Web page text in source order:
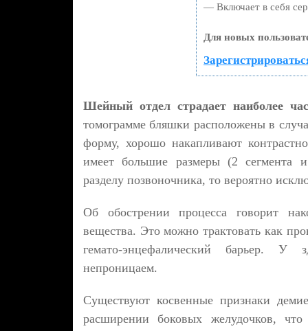
— Включает в себя
Для новых
Шейный отдел страдает наиболее
томограмме бляшки расположены в
форму, хорошо накапливают
имеет большие размеры (2 сегмента
разделу позвоночника, то вероятно
Об обострении процесса говорит
вещества. Это можно трактовать как
гемато-энцефалический барьер. У
непроницаем.
Существуют косвенные признаки
расширении боковых желудочков,